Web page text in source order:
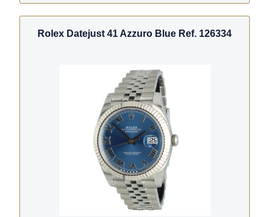
Rolex Datejust 41 Azzuro Blue Ref. 126334